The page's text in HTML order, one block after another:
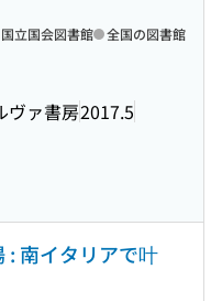
ヴァ書房2017.5
国立国会図書館 全国の図書館
: 南イタリアで叶